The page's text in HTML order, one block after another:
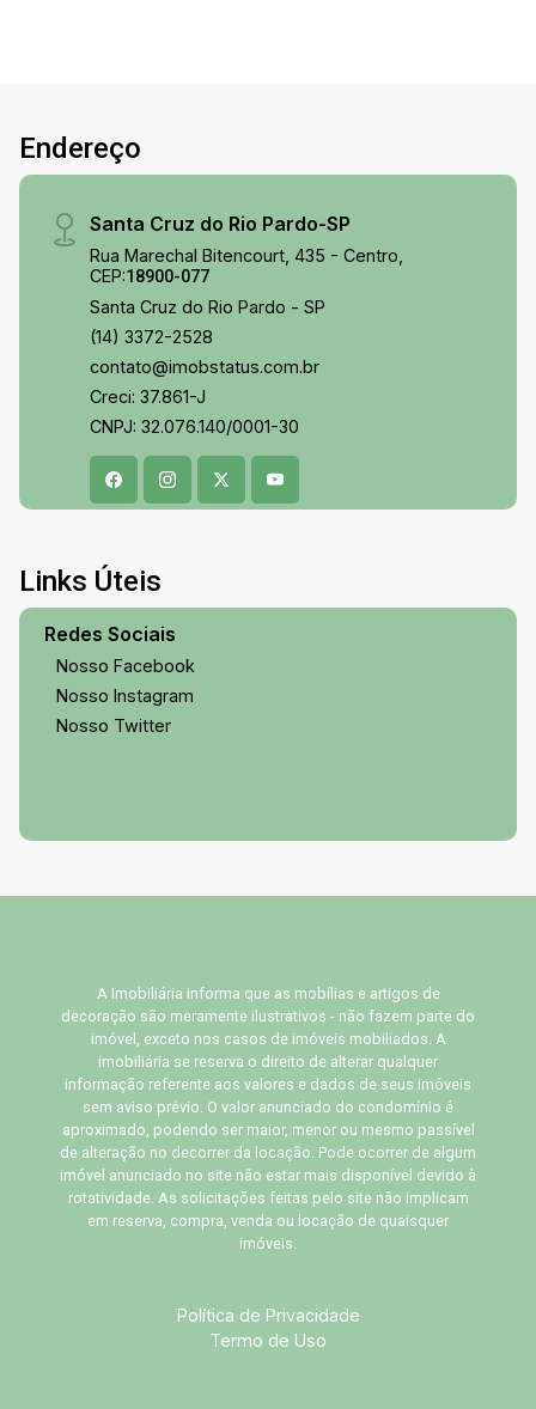
Endereço
Santa Cruz do Rio Pardo-SP
Rua Marechal Bitencourt, 435 - Centro,
CEP:18900-077
Santa Cruz do Rio Pardo - SP
(14) 3372-2528
contato@imobstatus.com.br
Creci: 37.861-J
CNPJ: 32.076.140/0001-30
Links Úteis
Redes Sociais
Nosso Facebook
Nosso Instagram
Nosso Twitter
A Imobiliária informa que as mobílias e artigos de
decoração são meramente ilustrativos - não fazem parte do
imóvel, exceto nos casos de imóveis mobiliados. A
imobiliária se reserva o direito de alterar qualquer
informação referente aos valores e dados de seus imóveis
sem aviso prévio. O valor anunciado do condomínio é
aproximado, podendo ser maior, menor ou mesmo passível
de alteração no decorrer da locação. Pode ocorrer de algum
imóvel anunciado no site não estar mais disponível devido à
rotatividade. As solicitações feitas pelo site não implicam
em reserva, compra, venda ou locação de quaisquer
imóveis.
Política de Privacidade
Termo de Uso